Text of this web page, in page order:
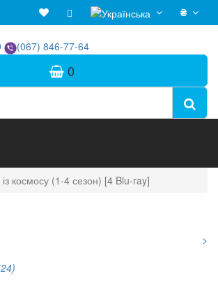
₴
(067) 846-77-64
0
космосу (1-4 сезон) [4 Blu-ray]
>